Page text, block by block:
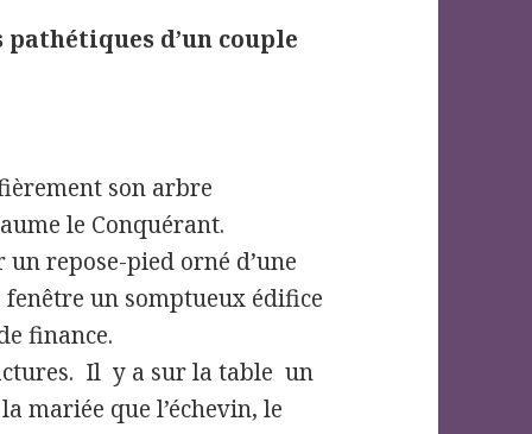
d’un couple
son arbre
le Conquérant.
repose-pied orné d’une
un somptueux édifice
finance.
Il y a sur la table un
mariée que l’échevin, le